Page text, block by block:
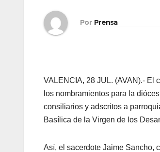
Por Prensa
VALENCIA, 28 JUL. (AVAN).- El
los nombramientos para la
consiliarios y adscritos a
Basílica de la Virgen de los
Así, el sacerdote Jaime Sancho,